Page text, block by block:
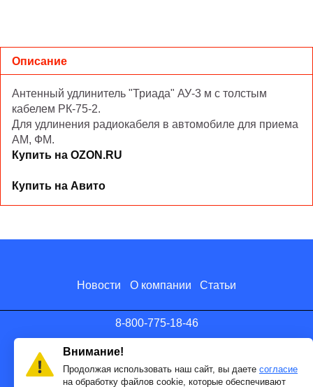
Описание
Антенный удлинитель "Триада" АУ-3 м с толстым
кабелем РК-75-2.
Для удлинения радиокабеля в автомобиле для приема
АМ, ФМ.
Купить на OZON.RU
Купить на Авито
Новости О компании Статьи
8-800-775-18-46
info@antenna.ru
Внимание!
Продолжая использовать наш сайт, вы даете согласие
на обработку файлов cookie, которые обеспечивают